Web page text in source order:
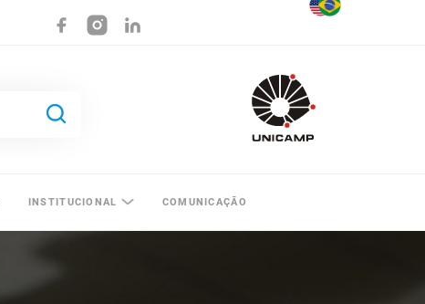
INSTITUCIONAL COMUNICAÇÃO